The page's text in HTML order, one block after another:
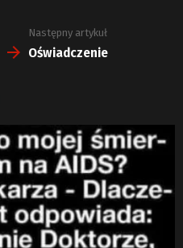
Następny artykuł
Oświadczenie